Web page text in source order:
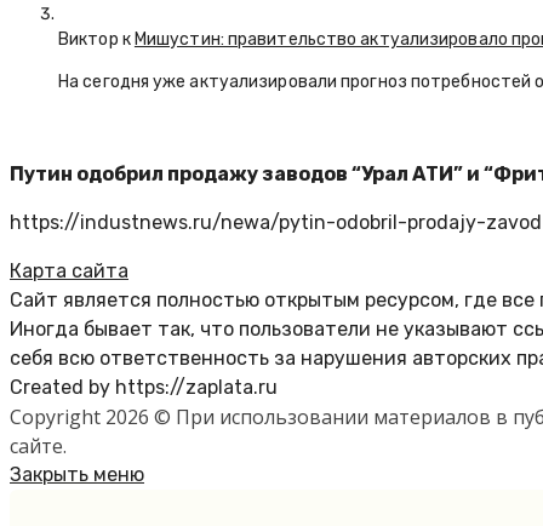
Виктор кМишустин: правительство актуализировало
На сегодня уже актуализировали прогноз
Путин одобрил продажу заводов “Урал АТИ” и
https://industnews.ru/newa/pytin-odobril-prodajy-
Карта сайта
Сайт является полностью открытым ресурсом, где
Иногда бывает так, что пользователи не указывают
себя всю ответственность за нарушения авторских
Created by https://zaplata.ru
Copyright 2026 © При использовании материалов в
сайте.
Закрыть меню